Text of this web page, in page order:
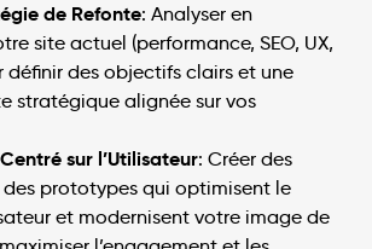
de Refonte: Analyser en
site actuel (performance, SEO, UX,
définir des objectifs clairs et une
stratégique alignée sur vos
sur l’Utilisateur: Créer des
prototypes qui optimisent le
et modernisent votre image de